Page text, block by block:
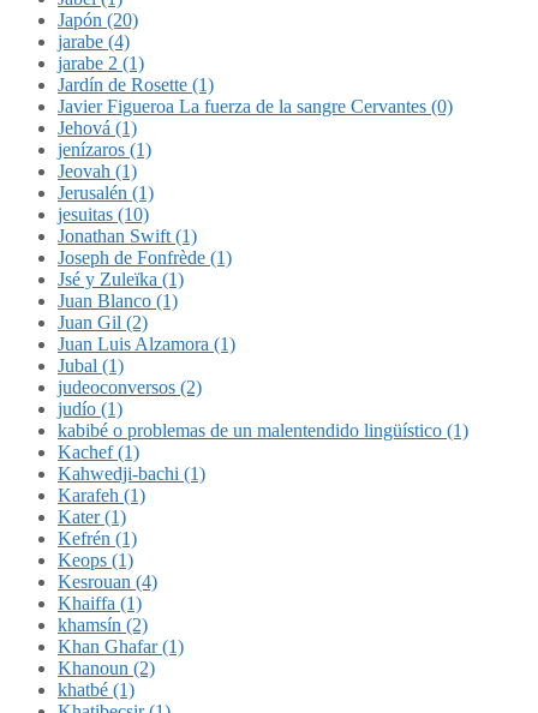
Japón (20)
jarabe (4)
jarabe 2 (1)
Jardín de Rosette (1)
Javier Figueroa La fuerza de la sangre Cervantes (0)
Jehová (1)
jenízaros (1)
Jeovah (1)
Jerusalén (1)
jesuitas (10)
Jonathan Swift (1)
Joseph de Fonfrède (1)
Jsé y Zuleïka (1)
Juan Blanco (1)
Juan Gil (2)
Juan Luis Alzamora (1)
Jubal (1)
judeoconversos (2)
judío (1)
kabibé o problemas de un malentendido lingüístico (1)
Kachef (1)
Kahwedji-bachi (1)
Karafeh (1)
Kater (1)
Kefrén (1)
Keops (1)
Kesrouan (4)
Khaiffa (1)
khamsín (2)
Khan Ghafar (1)
Khanoun (2)
khatbé (1)